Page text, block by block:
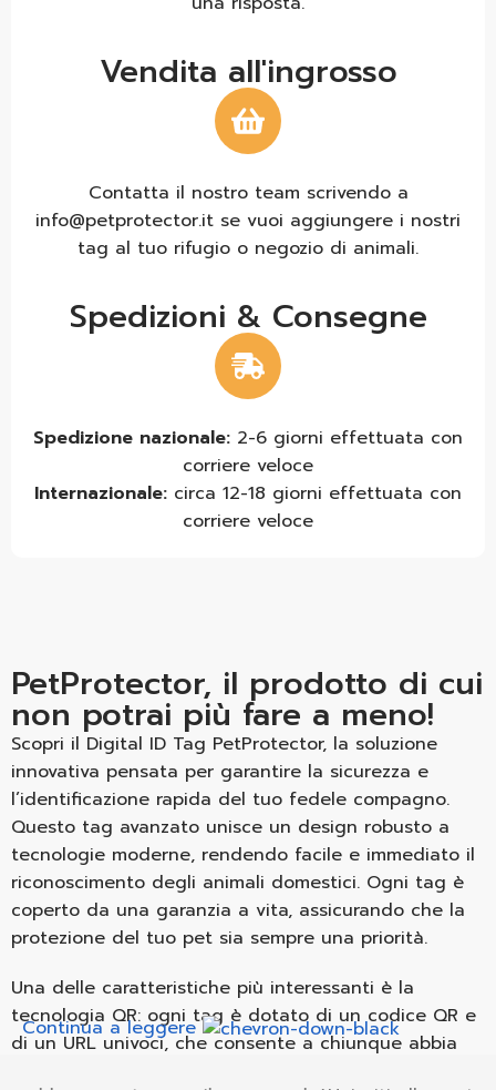
Vendita all'ingrosso
Contatta il nostro team scrivendo a
info@petprotector.it se vuoi aggiungere i nostri
tag al tuo rifugio o negozio di animali.
Spedizioni & Consegne
Spedizione nazionale: 2-6 giorni effettuata con
corriere veloce
Internazionale: circa 12-18 giorni effettuata con
corriere veloce
PetProtector, il prodotto di cui
non potrai più fare a meno!
Scopri il Digital ID Tag PetProtector, la soluzione
innovativa pensata per garantire la sicurezza e
l’identificazione rapida del tuo fedele compagno.
Questo tag avanzato unisce un design robusto a
tecnologie moderne, rendendo facile e immediato il
riconoscimento degli animali domestici. Ogni tag è
coperto da una garanzia a vita, assicurando che la
protezione del tuo pet sia sempre una priorità.
Una delle caratteristiche più interessanti è la
tecnologia QR: ogni tag è dotato di un codice QR e
di un URL univoci, che consente a chiunque abbia
Continua a leggere